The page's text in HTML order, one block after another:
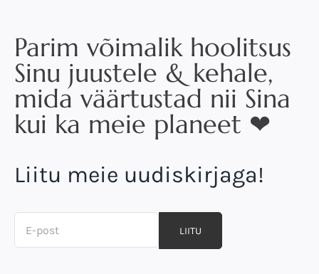
Parim võimalik hoolitsus
Sinu juustele & kehale,
mida väärtustad nii Sina
kui ka meie planeet ❤
Liitu meie uudiskirjaga!
LIITU